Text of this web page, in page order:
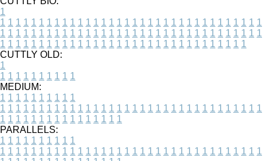
1
1 1 1 1 1 1 1 1 1 1 1 1 1 1 1 1 1 1 1 1 1 1 1 1 1 1 1 1 1 1 1 1 1 1
1 1 1 1 1 1 1 1 1 1 1 1 1 1 1 1 1 1 1 1 1 1 1 1 1 1 1 1 1 1 1 1 1 1
1 1 1 1 1 1 1 1 1 1 1 1 1 1 1 1 1 1 1 1 1 1 1 1 1 1 1 1 1 1 1 1
CUTTLY OLD:
1
1 1 1 1 1 1 1 1 1 1
MEDIUM:
1 1 1 1 1 1 1 1 1 1
1 1 1 1 1 1 1 1 1 1 1 1 1 1 1 1 1 1 1 1 1 1 1 1 1 1 1 1 1 1 1 1 1 1
1 1 1 1 1 1 1 1 1 1 1 1 1 1 1 1
PARALLELS:
1 1 1 1 1 1 1 1 1 1
1 1 1 1 1 1 1 1 1 1 1 1 1 1 1 1 1 1 1 1 1 1 1 1 1 1 1 1 1 1 1 1 1 1